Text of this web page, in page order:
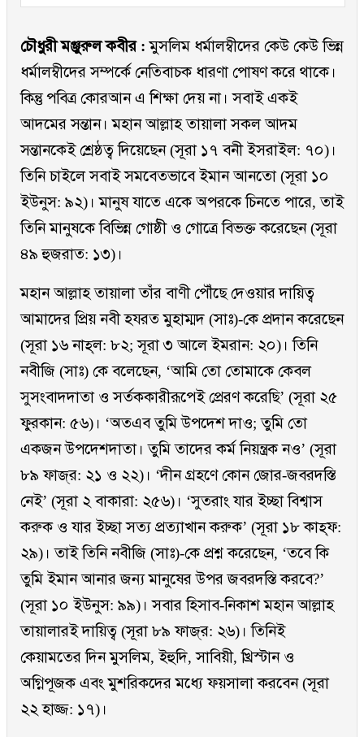
চৌধুরী মঞ্জুরুল কবীর : মুসলিম ধর্মালম্বীদের কেউ কেউ ভিন্ন
ধর্মালম্বীদের সম্পর্কে নেতিবাচক ধারণা পোষণ করে থাকে।
কিন্তু পবিত্র কোরআন এ শিক্ষা দেয় না। সবাই একই
আদমের সন্তান। মহান আল্লাহ তায়ালা সকল আদম
সন্তানকেই শ্রেষ্ঠত্ব দিয়েছেন (সূরা ১৭ বনী ইসরাইল: ৭০)।
তিনি চাইলে সবাই সমবেতভাবে ইমান আনতো (সূরা ১০
ইউনুস: ৯২)। মানুষ যাতে একে অপরকে চিনতে পারে, তাই
তিনি মানুষকে বিভিন্ন গোষ্ঠী ও গোত্রে বিভক্ত করেছেন (সূরা
৪৯ হুজরাত: ১৩)।
মহান আল্লাহ তায়ালা তাঁর বাণী পৌঁছে দেওয়ার দায়িত্ব
আমাদের প্রিয় নবী হযরত মুহাম্মদ (সাঃ)-কে প্রদান করেছেন
(সূরা ১৬ নাহ্‌ল: ৮২; সূরা ৩ আলে ইমরান: ২০)। তিনি
নবীজি (সাঃ) কে বলেছেন, ‘আমি তো তোমাকে কেবল
সুসংবাদদাতা ও সর্তককারীরূপেই প্রেরণ করেছি’ (সূরা ২৫
ফুরকান: ৫৬)। ‘অতএব তুমি উপদেশ দাও; তুমি তো
একজন উপদেশদাতা। তুমি তাদের কর্ম নিয়ন্ত্রক নও’ (সূরা
৮৯ ফাজ্‌র: ২১ ও ২২)। ‘দীন গ্রহণে কোন জোর-জবরদস্তি
নেই’ (সূরা ২ বাকারা: ২৫৬)। ‘সুতরাং যার ইচ্ছা বিশ্বাস
করুক ও যার ইচ্ছা সত্য প্রত্যাখান করুক’ (সূরা ১৮ কাহ্‌ফ:
২৯)। তাই তিনি নবীজি (সাঃ)-কে প্রশ্ন করেছেন, ‘তবে কি
তুমি ইমান আনার জন্য মানুষের উপর জবরদস্তি করবে?’
(সূরা ১০ ইউনুস: ৯৯)। সবার হিসাব-নিকাশ মহান আল্লাহ
তায়ালারই দায়িত্ব (সূরা ৮৯ ফাজ্‌র: ২৬)। তিনিই
কেয়ামতের দিন মুসলিম, ইহুদি, সাবিয়ী, খ্রিস্টান ও
অগ্নিপূজক এবং মুশরিকদের মধ্যে ফয়সালা করবেন (সূরা
২২ হাজ্জ: ১৭)।